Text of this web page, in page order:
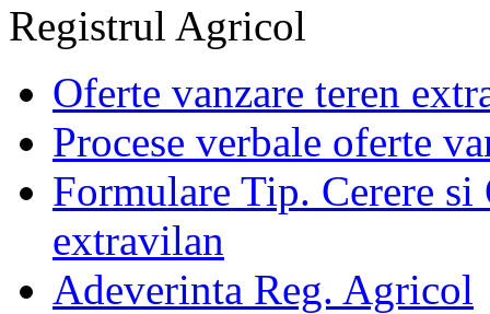
Registrul Agricol
Oferte vanzare teren
Procese verbale oferte
Formulare Tip. Cerere si
extravilan
Adeverinta Reg. Agricol